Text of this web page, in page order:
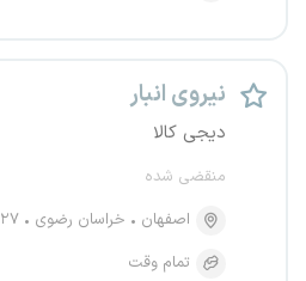
نیروی انبار
دیجی کالا
منقضی شده
اصفهان
خراسان رضوی
۲۷ استان دیگر
تمام وقت